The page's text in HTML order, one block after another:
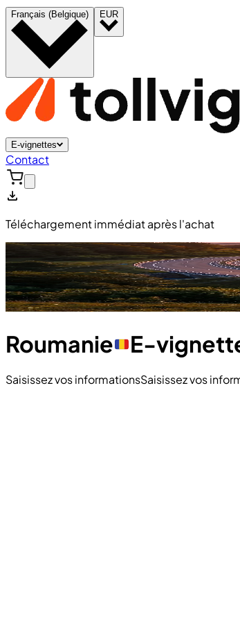
Français (Belgique) EUR
E-vignettes
Contact
Téléchargement immédiat après l'achat
Roumanie E-
Saisissez vos informationsSaisissez vos